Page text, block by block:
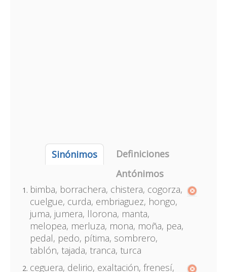
Sinónimos
Definiciones
Antónimos
bimba, borrachera, chistera, cogorza,
cuelgue, curda, embriaguez, hongo,
juma, jumera, llorona, manta,
melopea, merluza, mona, moña, pea,
pedal, pedo, pítima, sombrero,
tablón, tajada, tranca, turca
ceguera, delirio, exaltación, frenesí,